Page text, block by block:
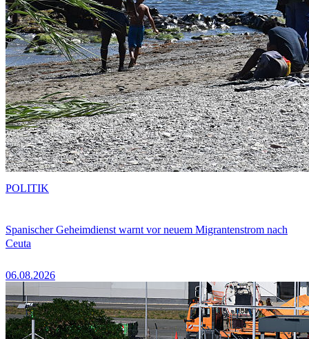
Spanischer Geheimdienst warnt vor neuem Migrantenstrom nach
Ceuta
06.08.2026
POLITIK